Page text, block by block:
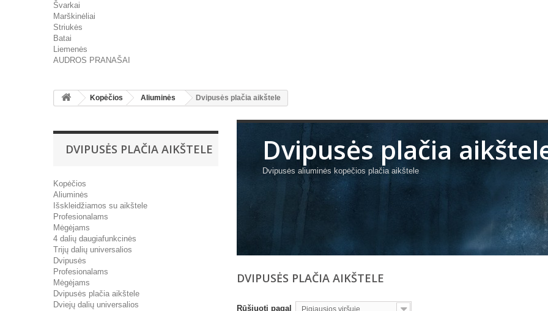
Švarkai
Marškinėliai
Striukės
Batai
Liemenės
AUDROS PRANAŠAI
Kopėčios Aliuminės Dvipusės plačia aikštele
DVIPUSĖS PLAČIA AIKŠTELE
Kopėčios
Aliuminės
Išskleidžiamos su aikštele
Profesionalams
Mėgėjams
4 dalių daugiafunkcinės
Trijų dalių universalios
Dvipusės
Profesionalams
Mėgėjams
Dvipusės plačia aikštele
Dviejų dalių universalios
Dvipusės plačia
Dvipusės aliuminės kopėčios plačia aikštele
DVIPUSĖS PLAČIA AIKŠTELE
Rūšiuoti pagal Pigiausios viršuje